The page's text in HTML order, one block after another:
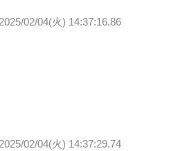
2025/02/04(火) 14:37:16.86
2025/02/04(火) 14:37:29.74